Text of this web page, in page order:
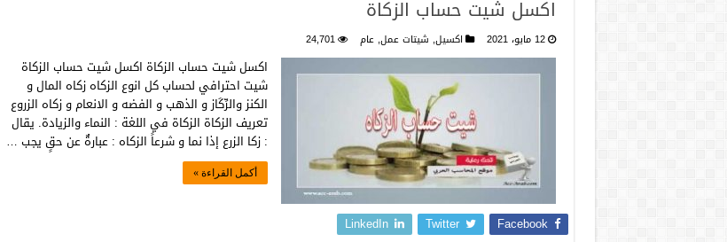
اكسل شيت حساب الزكاة
12 مايو، 2021 اكسيل, شيتات عمل,عام 24,701
اكسل شيت حساب الزكاة اكسل شيت حساب الزكاة
شيت احترافي لحساب كل انوع الزكاه زكاه المال و
الكنز والرِّكَاز و الذهب و الفضه و الانعام و زكاه الزروع
تعريف الزكاة الزكاة في اللغة : النماء والزيادة. يقال
: زكا الزرع إذا نما و شرعاً الزكاه : عبارةٌ عن حقٍ يجب …
أكمل القراءة »
Facebook
Twitter
LinkedIn